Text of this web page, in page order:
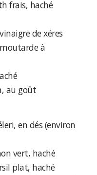
frais, haché
de xéres
à
au goût
en dés (environ
vert, haché
plat, haché